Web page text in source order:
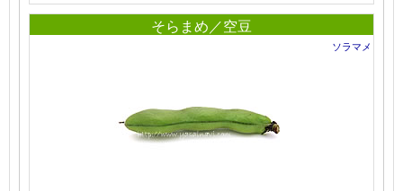
そらまめ／空豆
ソラマメ